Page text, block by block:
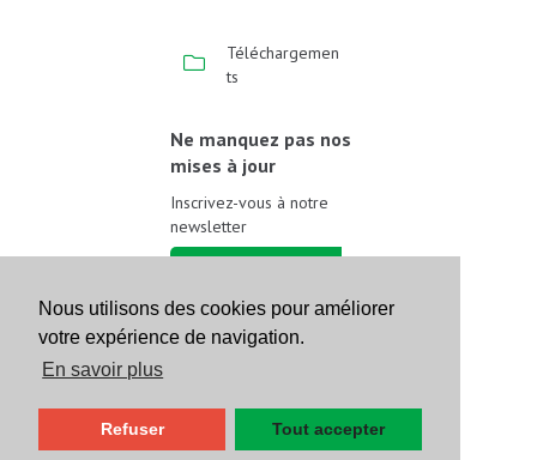
Nous utilisons des cookies pour améliorer
votre expérience de navigation.
En savoir plus
Refuser Tout accepter
Téléchargemen
ts
Ne manquez pas nos
mises à jour
Inscrivez-vous à notre
newsletter
Suivez-nous sur les